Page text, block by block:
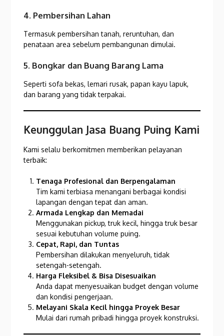
4. Pembersihan Lahan
Termasuk pembersihan tanah, reruntuhan, dan
penataan area sebelum pembangunan dimulai.
5. Bongkar dan Buang Barang Lama
Seperti sofa bekas, lemari rusak, papan kayu lapuk,
dan barang yang tidak terpakai.
Keunggulan Jasa Buang Puing Kami
Kami selalu berkomitmen memberikan pelayanan
terbaik:
Tenaga Profesional dan Berpengalaman
Tim kami terbiasa menangani berbagai kondisi
lapangan dengan tepat dan aman.
Armada Lengkap dan Memadai
Menggunakan pickup, truk kecil, hingga truk besar
sesuai kebutuhan volume puing.
Cepat, Rapi, dan Tuntas
Pembersihan dilakukan menyeluruh, tidak
setengah-setengah.
Harga Fleksibel & Bisa Disesuaikan
Anda dapat menyesuaikan budget dengan volume
dan kondisi pengerjaan.
Melayani Skala Kecil hingga Proyek Besar
Mulai dari rumah pribadi hingga proyek konstruksi.